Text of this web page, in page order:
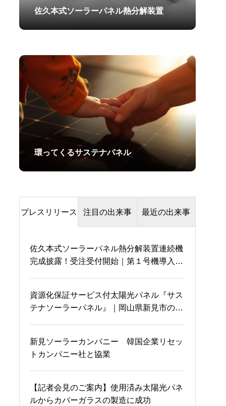
佐久本式ソーラーパネル熱分解装置
環ってくるサステナパネル
プレスリリース 注目の出来事 最近の出来事
佐久本式ソーラーパネル熱分解装置連続機
完成披露！受注受付開始｜第１号機導入企
資源化保証サービス付太陽光パネル『サス
テナソーラーパネル』｜岡山県新見市のソ
新見ソーラーカンパニー 韓国企業リセッ
トカンパニー社と協業
【記者会見のご案内】使用済み太陽光パネ
ルからカバーガラスの製造に成功
伊藤環境大臣の口から熱
分解という言葉が！！
国会にてRebornとサステ
早速売り切れ！？
何年振り？
熱が均一に伝わると